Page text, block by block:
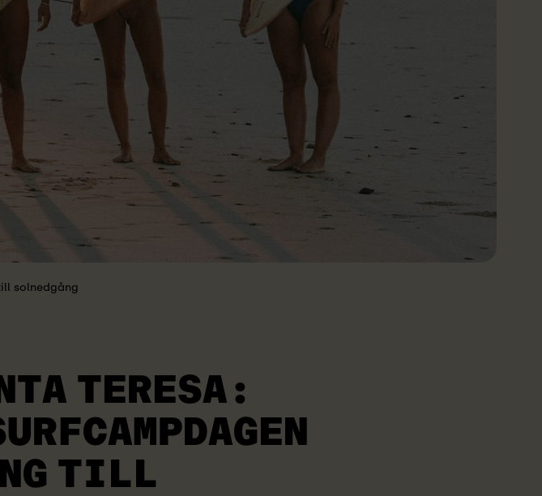
solnedgång
TERESA:
TILL